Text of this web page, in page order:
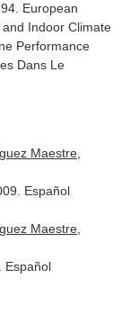
European
Indoor Climate
Performance
Dans Le
Maestre,
Español
Maestre,
Español